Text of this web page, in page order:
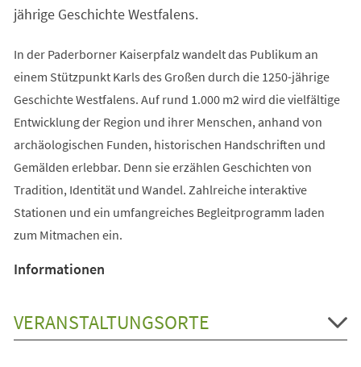
jährige Geschichte Westfalens.
In der Paderborner Kaiserpfalz wandelt das Publikum an
einem Stützpunkt Karls des Großen durch die 1250-jährige
Geschichte Westfalens. Auf rund 1.000 m2 wird die vielfältige
Entwicklung der Region und ihrer Menschen, anhand von
archäologischen Funden, historischen Handschriften und
Gemälden erlebbar. Denn sie erzählen Geschichten von
Tradition, Identität und Wandel. Zahlreiche interaktive
Stationen und ein umfangreiches Begleitprogramm laden
zum Mitmachen ein.
Informationen
VERANSTALTUNGSORTE